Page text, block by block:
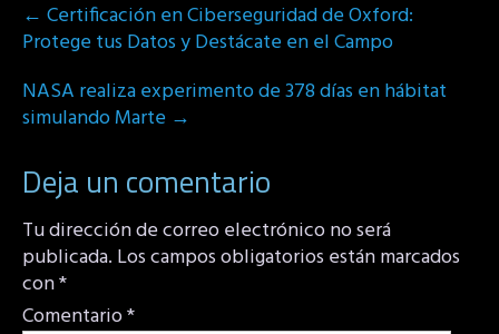
navigation
← Certificación en Ciberseguridad de Oxford:
Protege tus Datos y Destácate en el Campo
NASA realiza experimento de 378 días en hábitat
simulando Marte →
Deja un comentario
Tu dirección de correo electrónico no será
publicada. Los campos obligatorios están marcados
con*
Comentario*